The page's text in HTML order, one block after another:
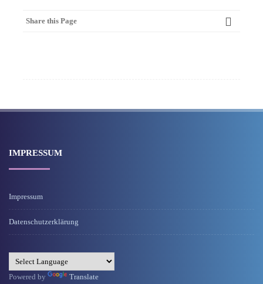
Share this Page
IMPRESSUM
Impressum
Datenschutzerklärung
Powered by Translate